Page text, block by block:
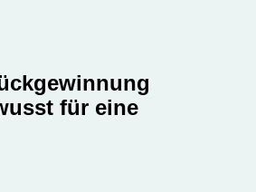
für eine